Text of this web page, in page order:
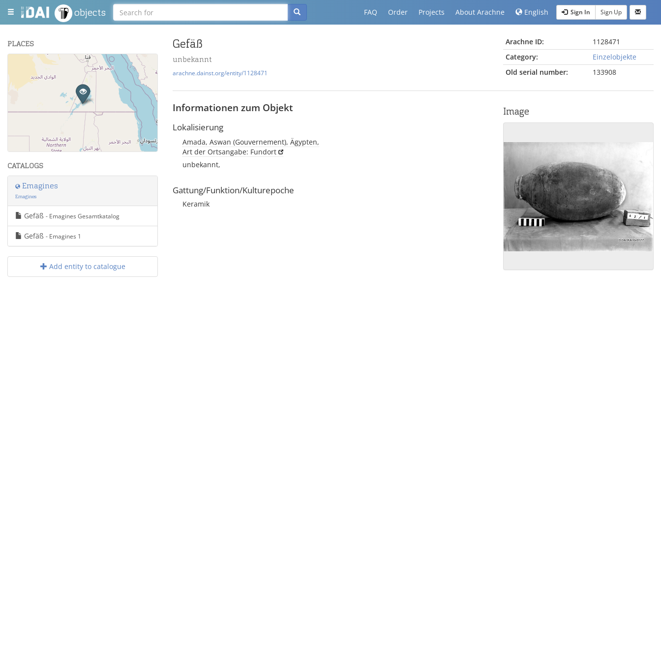
objects FAQ Order Projects About Arachne English Sign In Sign Up
PLACES
−
Leaflet | Maps and Data © OpenStreetMap.
CATALOGS
Emagines
Emagines
Gefäß - Emagines Gesamtkatalog
Gefäß - Emagines 1
Add entity to catalogue
Gefäß
unbekannt
arachne.dainst.org/entity/1128471
Arachne ID:
1128471
Category:
Einzelobjekte
Old serial number:
133908
Informationen zum Objekt
Lokalisierung
Amada, Aswan (Gouvernement), Ägypten,
Art der Ortsangabe: Fundort
unbekannt,
Gattung/Funktion/Kulturepoche
Keramik
Image